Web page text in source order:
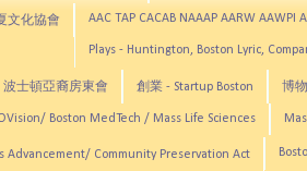
文化協會 AAC TAP CACAB NAAAP AARW AAWPI
Plays - Huntington, Boston Lyric,
波士頓亞裔房東會 創業 - Startup Boston 博
Boston MedTech / Mass Life Sciences
Community Preservation Act